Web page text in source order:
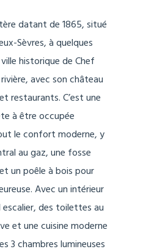
datant de 1865, situé
Sèvres, à quelques
historique de Chef
avec son château
restaurants. C’est une
à être occupée
le confort moderne, y
au gaz, une fosse
un poêle à bois pour
Avec un intérieur
des toilettes au
et une cuisine moderne
3 chambres lumineuses